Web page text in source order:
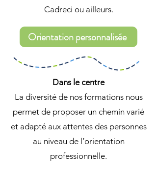
Cadreci ou ailleurs.
Orientation personnalisée
Dans le centre
La diversité de nos formations nous
permet de proposer un chemin varié
et adapté aux attentes des personnes
au niveau de l’orientation
professionnelle.